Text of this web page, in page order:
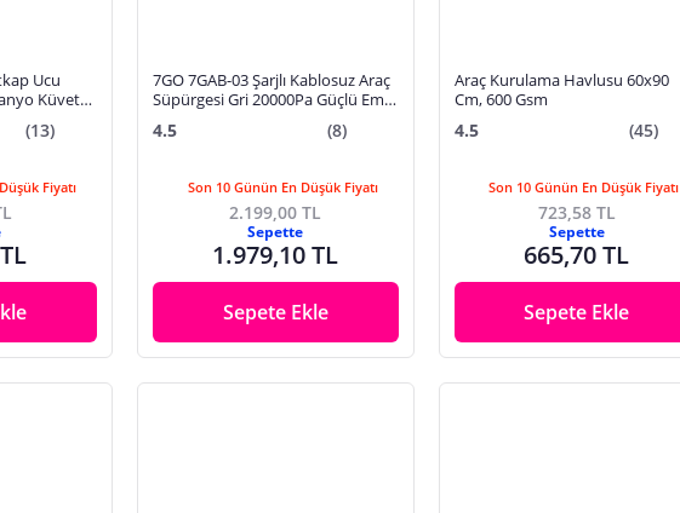
Ucu
Küvet
(13)
Fiyatı
7GO 7GAB-03 Şarjlı Kablosuz Araç
Süpürgesi Gri 20000Pa Güçlü Emiş
Vakum Özelliği | Çift Batarya
4.5 (8)
Son 10 Günün En Düşük Fiyatı
2.199,00 TL
Sepette
1.979,10 TL
Sepete Ekle
Araç Kurulama Havlusu 60x90
Cm, 600 Gsm
4.5 (45)
Son 10 Günün En Düşük Fiyatı
723,58 TL
Sepette
665,70 TL
Sepete Ekle